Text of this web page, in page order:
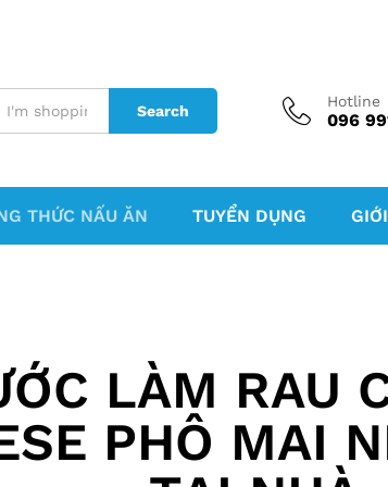
Search
Hotline
096
THỨC NẤU ĂN TUYỂN DỤNG
LÀM RAU
PHÔ MAI